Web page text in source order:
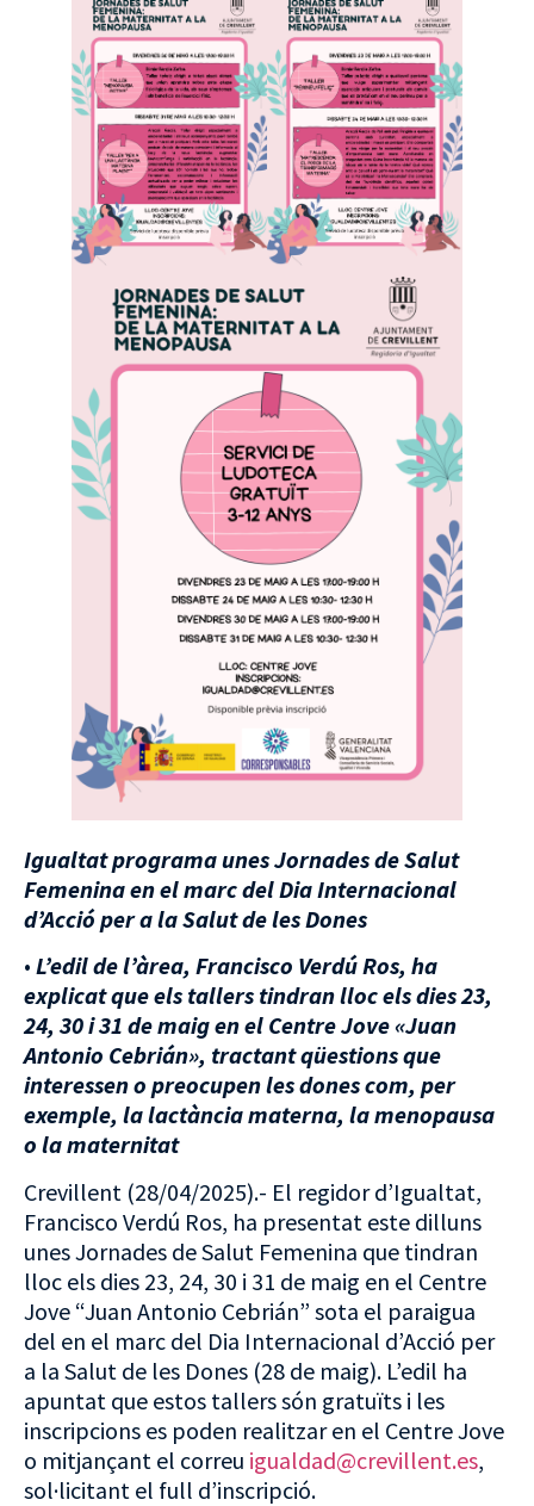
Igualtat programa unes Jornades de Salut
Femenina en el marc del Dia Internacional
d’Acció per a la Salut de les Dones
• L’edil de l’àrea, Francisco Verdú Ros, ha
explicat que els tallers tindran lloc els dies 23,
24, 30 i 31 de maig en el Centre Jove «Juan
Antonio Cebrián», tractant qüestions que
interessen o preocupen les dones com, per
exemple, la lactància materna, la menopausa
o la maternitat
Crevillent (28/04/2025).- El regidor d’Igualtat,
Francisco Verdú Ros, ha presentat este dilluns
unes Jornades de Salut Femenina que tindran
lloc els dies 23, 24, 30 i 31 de maig en el Centre
Jove “Juan Antonio Cebrián” sota el paraigua
del en el marc del Dia Internacional d’Acció per
a la Salut de les Dones (28 de maig). L’edil ha
apuntat que estos tallers són gratuïts i les
inscripcions es poden realitzar en el Centre Jove
o mitjançant el correu igualdad@crevillent.es,
sol·licitant el full d’inscripció.